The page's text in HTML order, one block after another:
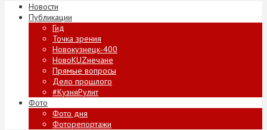
Новости
Публикации
Гид
Точка зрения
Новокузнецк-400
НовоKUZнечане
Прямые вопросы
Дело прошлого
#КузняРулит
Фото
Фото дня
Фоторепортажи